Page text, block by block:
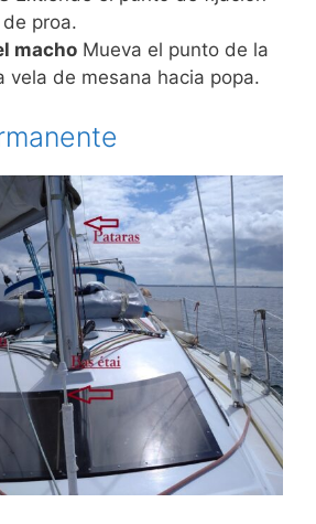
proa.
macho Mueva el punto de la
vela de mesana hacia popa.